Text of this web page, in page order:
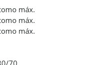
máx.
máx.
máx.
70